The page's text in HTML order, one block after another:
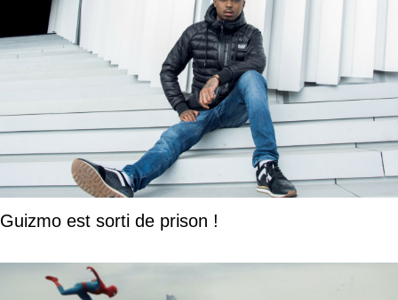
Guizmo est sorti de prison !